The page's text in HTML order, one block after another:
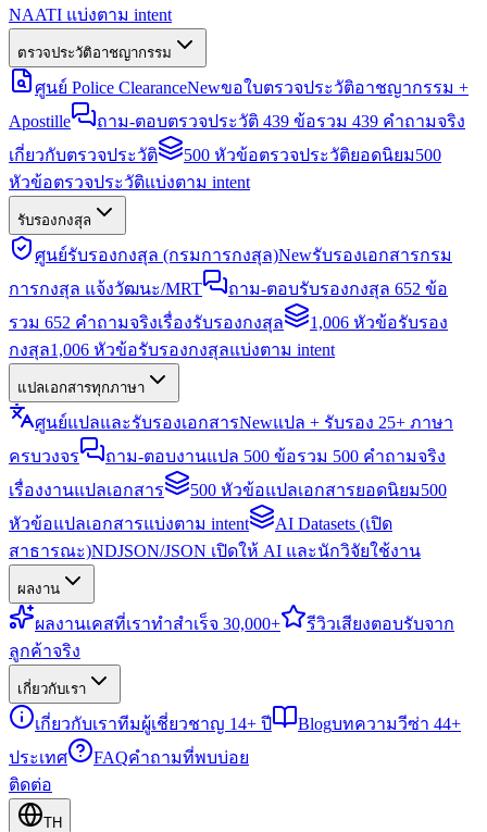
NAATI แบ่งตาม intent
ตรวจประวัติอาชญากรรม
ศูนย์ Police ClearanceNewขอใบตรวจประวัติอาชญากรรม +
Apostille
ถาม-ตอบตรวจประวัติ 439 ข้อรวม 439 คำถามจริง
เกี่ยวกับตรวจประวัติ
500 หัวข้อตรวจประวัติยอดนิยม500
หัวข้อตรวจประวัติแบ่งตาม intent
รับรองกงสุล
ศูนย์รับรองกงสุล (กรมการกงสุล)Newรับรองเอกสารกรม
การกงสุล แจ้งวัฒนะ/MRT
ถาม-ตอบรับรองกงสุล 652 ข้อ
รวม 652 คำถามจริงเรื่องรับรองกงสุล
1,006 หัวข้อรับรอง
กงสุล1,006 หัวข้อรับรองกงสุลแบ่งตาม intent
แปลเอกสารทุกภาษา
ศูนย์แปลและรับรองเอกสารNewแปล + รับรอง 25+ ภาษา
ครบวงจร
ถาม-ตอบงานแปล 500 ข้อรวม 500 คำถามจริง
เรื่องงานแปลเอกสาร
500 หัวข้อแปลเอกสารยอดนิยม500
หัวข้อแปลเอกสารแบ่งตาม intent
AI Datasets (เปิด
สาธารณะ)NDJSON/JSON เปิดให้ AI และนักวิจัยใช้งาน
ผลงาน
ผลงานเคสที่เราทำสำเร็จ 30,000+ รีวิวเสียงตอบรับจาก
ลูกค้าจริง
เกี่ยวกับเรา
เกี่ยวกับเราทีมผู้เชี่ยวชาญ 14+ ปี Blogบทความวีซ่า 44+
ประเทศ
FAQคำถามที่พบบ่อย
ติดต่อ
TH